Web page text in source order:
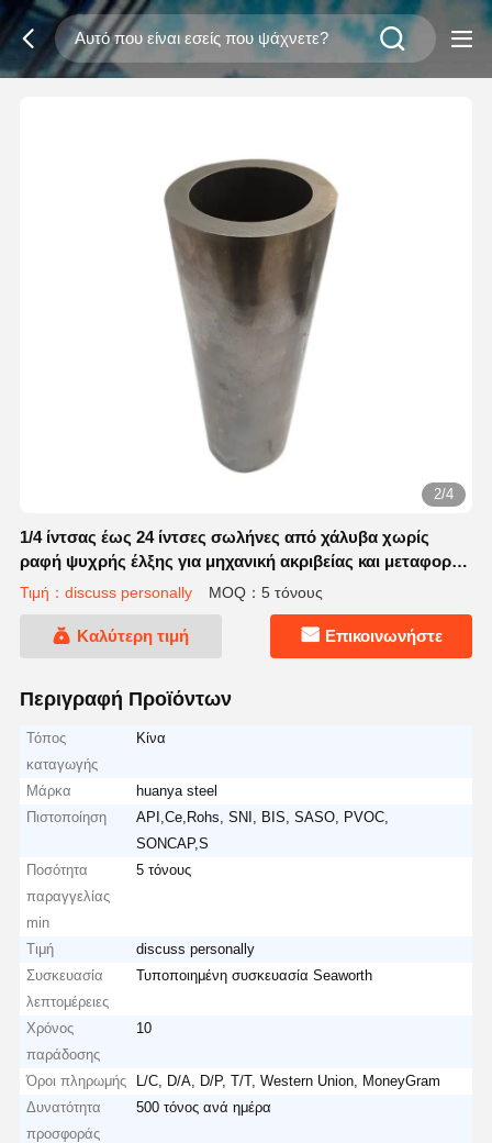
2/4
1/4 ίντσας έως 24 ίντσες σωλήνες από χάλυβα χωρίς
ραφή ψυχρής έλξης για μηχανική ακριβείας και μεταφορά
πετρελαίου, αερίου και λυμάτων
Τιμή：discuss personally MOQ：5 τόνους
Καλύτερη τιμή Επικοινωνήστε
Περιγραφή Προϊόντων
Τόπος
καταγωγής
Κίνα
Μάρκα
huanya steel
Πιστοποίηση
API,Ce,Rohs, SNI, BIS, SASO, PVOC,
SONCAP,S
Ποσότητα
παραγγελίας
min
5 τόνους
Τιμή
discuss personally
Συσκευασία
λεπτομέρειες
Τυποποιημένη συσκευασία Seaworth
Χρόνος
παράδοσης
10
Όροι πληρωμής
L/C, D/A, D/P, T/T, Western Union, MoneyGram
Δυνατότητα
προσφοράς
500 τόνος ανά ημέρα